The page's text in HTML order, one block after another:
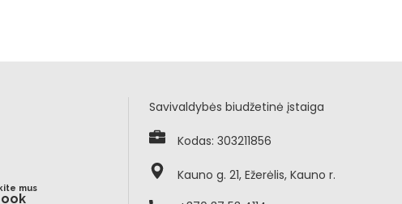
mus
Savivaldybės biudžetinė įstaiga
Kodas: 303211856
Kauno g. 21, Ežerėlis, Kauno r.